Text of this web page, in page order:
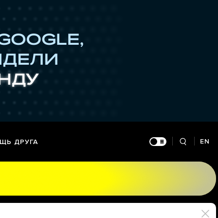
ДРУГА EN